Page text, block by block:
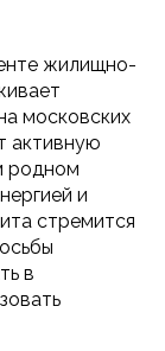
жилищно-
московских
активную
родном
и
стремится
в